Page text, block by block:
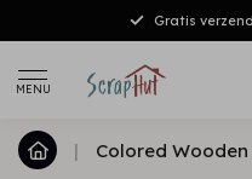
Gratis
MENU
| Colored